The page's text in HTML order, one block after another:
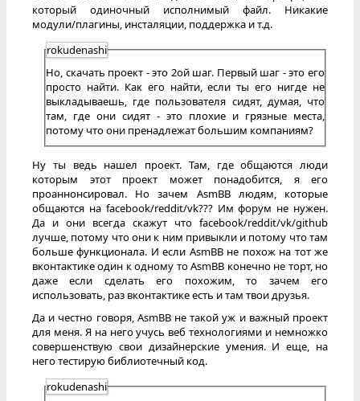
который одиночный исполнимый файл. Никакие
модули/плагины, инсталяции, поддержка и т.д.
rokudenashi
Но, скачать проект - это 2ой шаг. Первый шаг - это его
просто найти. Как его найти, если ты его нигде не
выкладываешь, где пользователя сидят, думая, что
там, где они сидят - это плохие и грязные места,
потому что они пренадлежат большим компаниям?
Ну ты ведь нашел проект. Там, где общаются люди
которым этот проект может понадобится, я его
проаннонсировал. Но зачем AsmBB людям, которые
общаются на facebook/reddit/vk??? Им форум не нужен.
Да и они всегда скажут что facebook/reddit/vk/github
лучше, потому что они к ним привыкли и потому что там
больше функционала. И если AsmBB не похож на тот же
вконтактике один к одному то AsmBB конечно не торт, но
даже если сделать его похожим, то зачем его
использовать, раз вконтактике есть и там твои друзья.
Да и честно говоря, AsmBB не такой уж и важный проект
для меня. Я на него учусь веб технологиями и немножко
совершенствую свои дизайнерские умения. И еще, на
него тестирую библиотечный код.
rokudenashi